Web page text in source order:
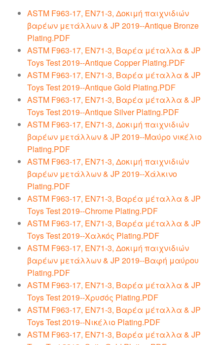
ASTM F963-17, EN71-3, Δοκιμή παιχνιδιών
βαρέων μετάλλων & JP 2019--Antique Bronze
Plating.PDF
ASTM F963-17, EN71-3, Βαρέα μέταλλα & JP
Toys Test 2019--Antique Copper Plating.PDF
ASTM F963-17, EN71-3, Βαρέα μέταλλα & JP
Toys Test 2019--Antique Gold Plating.PDF
ASTM F963-17, EN71-3, Βαρέα μέταλλα & JP
Toys Test 2019--Antique Silver Plating.PDF
ASTM F963-17, EN71-3, Δοκιμή παιχνιδιών
βαρέων μετάλλων & JP 2019--Μαύρο νικέλιο
Plating.PDF
ASTM F963-17, EN71-3, Δοκιμή παιχνιδιών
βαρέων μετάλλων & JP 2019--Χάλκινο
Plating.PDF
ASTM F963-17, EN71-3, Βαρέα μέταλλα & JP
Toys Test 2019--Chrome Plating.PDF
ASTM F963-17, EN71-3, Βαρέα μέταλλα & JP
Toys Test 2019--Χαλκός Plating.PDF
ASTM F963-17, EN71-3, Δοκιμή παιχνιδιών
βαρέων μετάλλων & JP 2019--Βαφή μαύρου
Plating.PDF
ASTM F963-17, EN71-3, Βαρέα μέταλλα & JP
Toys Test 2019--Χρυσός Plating.PDF
ASTM F963-17, EN71-3, Βαρέα μέταλλα & JP
Toys Test 2019--Νικέλιο Plating.PDF
ASTM F963-17, EN71-3, Βαρέα μέταλλα & JP